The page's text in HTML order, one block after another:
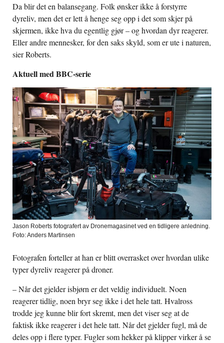
Da blir det en balansegang. Folk ønsker ikke å forstyrre
dyreliv, men det er lett å henge seg opp i det som skjer på
skjermen, ikke hva du egentlig gjør – og hvordan dyr reagerer.
Eller andre mennesker, for den saks skyld, som er ute i naturen,
sier Roberts.
Aktuell med BBC-serie
Jason Roberts fotografert av Dronemagasinet ved en tidligere anledning.
Foto: Anders Martinsen
Fotografen forteller at han er blitt overrasket over hvordan ulike
typer dyreliv reagerer på droner.
– Når det gjelder isbjørn er det veldig individuelt. Noen
reagerer tidlig, noen bryr seg ikke i det hele tatt. Hvalross
trodde jeg kunne blir fort skremt, men det viser seg at de
faktisk ikke reagerer i det hele tatt. Når det gjelder fugl, må de
deles opp i flere typer. Fugler som hekker på klipper virker å se